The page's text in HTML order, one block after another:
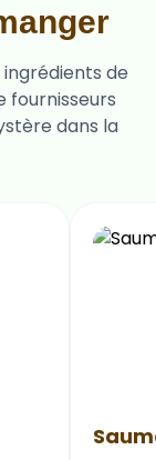
de
fournisseurs
dans la